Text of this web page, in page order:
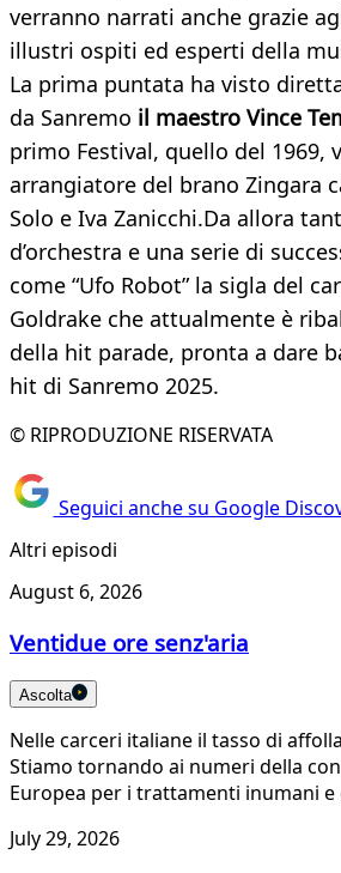
verranno narrati anche grazie
illustri ospiti ed esperti della
La prima puntata ha visto
da Sanremo il maestro Vince
primo Festival, quello del 1969,
arrangiatore del brano Zingara
Solo e Iva Zanicchi.Da allora
d’orchestra e una serie di
come “Ufo Robot” la sigla del
Goldrake che attualmente è
della hit parade, pronta a dare
hit di Sanremo 2025.
© RIPRODUZIONE RISERVATA
Seguici anche su Google
Altri episodi
August 6, 2026
Ventidue ore senz'aria
Ascolta
Nelle carceri italiane il tasso di
Stiamo tornando ai numeri della
Europea per i trattamenti inumani
July 29, 2026